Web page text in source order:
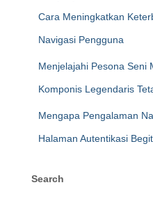
Cara Meningkatkan
Navigasi Pengguna
Menjelajahi Pesona Seni
Komponis Legendaris
Mengapa Pengalaman
Halaman Autentikasi
Search